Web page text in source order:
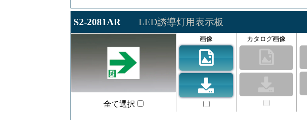
S2-2081AR LED誘導灯用表示板
全て選択
画像 カタログ画像